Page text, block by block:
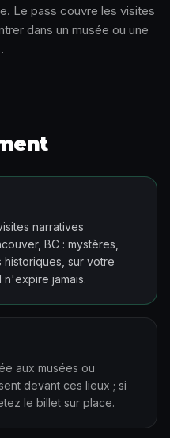
Le pass couvre les visites
dans un musée ou une
narratives
BC : mystères,
sur votre
n'expire jamais.
aux musées ou
devant ces lieux ; si
le billet sur place.